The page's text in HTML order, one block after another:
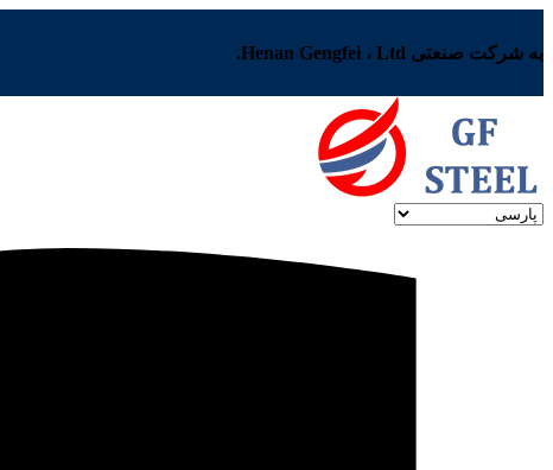
به شرکت صنعتی Henan Gengfei ، Ltd.